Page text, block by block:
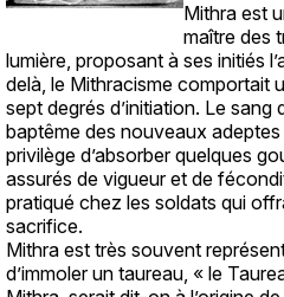
Mithra est
maître des
lumière, proposant à ses initiés
delà, le Mithracisme comportait
sept degrés d’initiation. Le
baptême des nouveaux
privilège d’absorber quelques
assurés de vigueur et de
pratiqué chez les soldats qui
sacrifice.
Mithra est très souvent
d’immoler un taureau, « le